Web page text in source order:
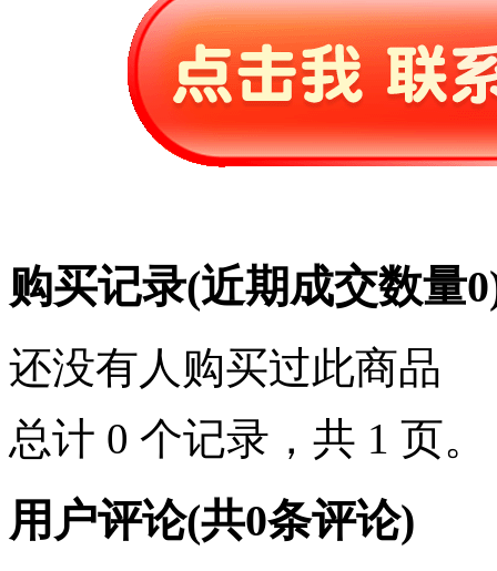
购买记录(近期成交数量0
还没有人购买过此商品
总计 0 个记录，共 1 页。
用户评论(共0条评论)